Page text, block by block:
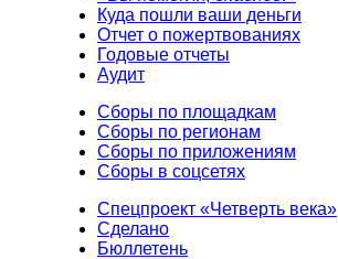
Куда пошли ваши деньги
Отчет о пожертвованиях
Годовые отчеты
Аудит
Сборы по площадкам
Сборы по регионам
Сборы по приложениям
Сборы в соцсетях
Спецпроект «Четверть века»
Сделано
Бюллетень